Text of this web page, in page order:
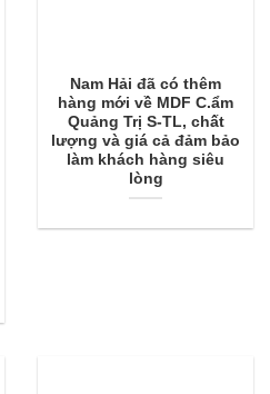
Nam Hải đã có thêm
hàng mới về MDF C.ẩm
Quảng Trị S-TL, chất
lượng và giá cả đảm bảo
làm khách hàng siêu
lòng